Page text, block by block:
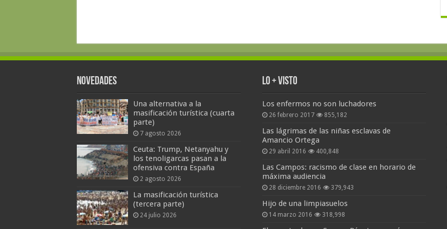
Novedades
Una alternativa a la
masificación turística (cuarta
parte)
7 agosto 2026
Ceuta: Trump, Netanyahu y
los tenoligarcas pasan a la
ofensiva contra España
2 agosto 2026
La masificación turística
(tercera parte)
24 julio 2026
Lo + Visto
Los enfermos no son luchadores
26 febrero 2017 855,182
Las lágrimas de las niñas esclavas de
Amancio Ortega
29 abril 2016 400,848
Las Campos: racismo de clase en horario de
máxima audiencia
28 diciembre 2016 379,943
Hijo de una limpiasuelos
14 marzo 2016 318,998